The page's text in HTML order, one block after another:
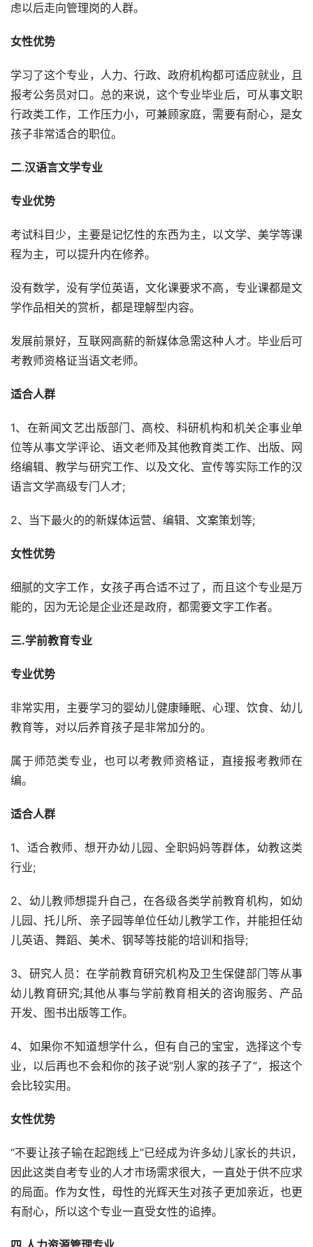
虑以后走向管理岗的人群。
女性优势
学习了这个专业，人力、行政、政府机构都可适应就业，且
报考公务员对口。总的来说，这个专业毕业后，可从事文职
行政类工作，工作压力小，可兼顾家庭，需要有耐心，是女
孩子非常适合的职位。
二.汉语言文学专业
专业优势
考试科目少，主要是记忆性的东西为主，以文学、美学等课
程为主，可以提升内在修养。
没有数学，没有学位英语，文化课要求不高，专业课都是文
学作品相关的赏析，都是理解型内容。
发展前景好，互联网高薪的新媒体急需这种人才。毕业后可
考教师资格证当语文老师。
适合人群
1、在新闻文艺出版部门、高校、科研机构和机关企事业单
位等从事文学评论、语文老师及其他教育类工作、出版、网
络编辑、教学与研究工作、以及文化、宣传等实际工作的汉
语言文学高级专门人才;
2、当下最火的的新媒体运营、编辑、文案策划等;
女性优势
细腻的文字工作，女孩子再合适不过了，而且这个专业是万
能的，因为无论是企业还是政府，都需要文字工作者。
三.学前教育专业
专业优势
非常实用，主要学习的婴幼儿健康睡眠、心理、饮食、幼儿
教育等，对以后养育孩子是非常加分的。
属于师范类专业，也可以考教师资格证，直接报考教师在
编。
适合人群
1、适合教师、想开办幼儿园、全职妈妈等群体，幼教这类
行业;
2、幼儿教师想提升自己，在各级各类学前教育机构，如幼
儿园、托儿所、亲子园等单位任幼儿教学工作，并能担任幼
儿英语、舞蹈、美术、钢琴等技能的培训和指导;
3、研究人员：在学前教育研究机构及卫生保健部门等从事
幼儿教育研究;其他从事与学前教育相关的咨询服务、产品
开发、图书出版等工作。
4、如果你不知道想学什么，但有自己的宝宝，选择这个专
业，以后再也不会和你的孩子说“别人家的孩子了”，报这个
会比较实用。
女性优势
“不要让孩子输在起跑线上”已经成为许多幼儿家长的共识，
因此这类自考专业的人才市场需求很大，一直处于供不应求
的局面。作为女性，母性的光辉天生对孩子更加亲近，也更
有耐心，所以这个专业一直受女性的追捧。